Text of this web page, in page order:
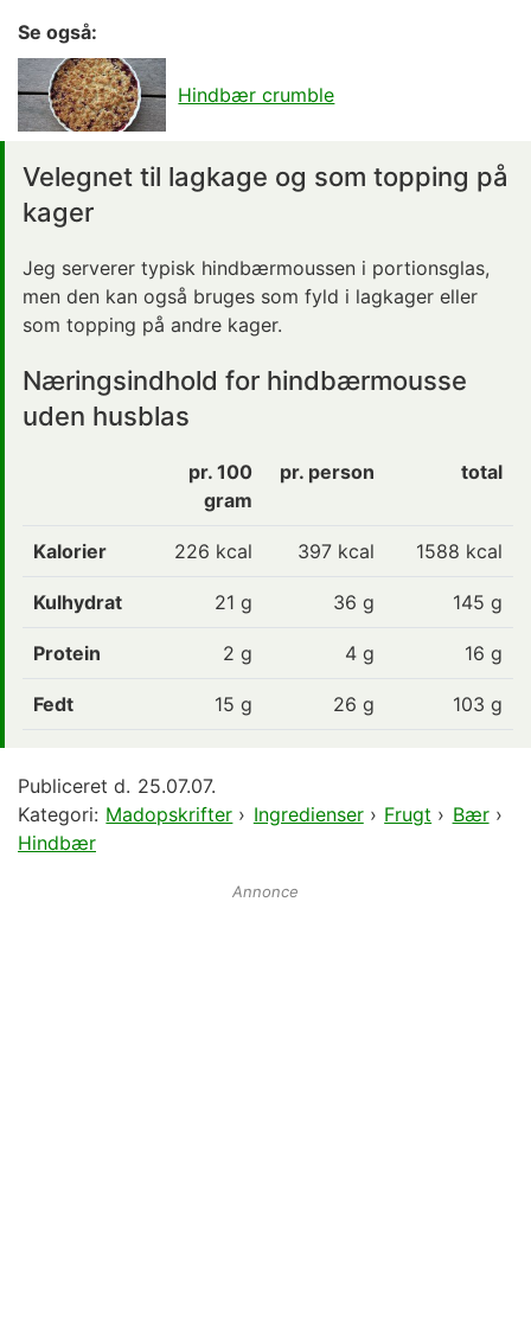
Se også:
Hindbær crumble
Velegnet til lagkage og som topping på
kager
Jeg serverer typisk hindbærmoussen i portionsglas,
men den kan også bruges som fyld i lagkager eller
som topping på andre kager.
Næringsindhold for hindbærmousse
uden husblas
pr. 100
gram
pr. person total
Kalorier 226 kcal 397 kcal 1588 kcal
Kulhydrat 21 g 36 g 145 g
Protein 2 g 4 g 16 g
Fedt 15 g 26 g 103 g
Publiceret d. 25.07.07.
Kategori: Madopskrifter › Ingredienser› Frugt › Bær›
Hindbær
Annonce